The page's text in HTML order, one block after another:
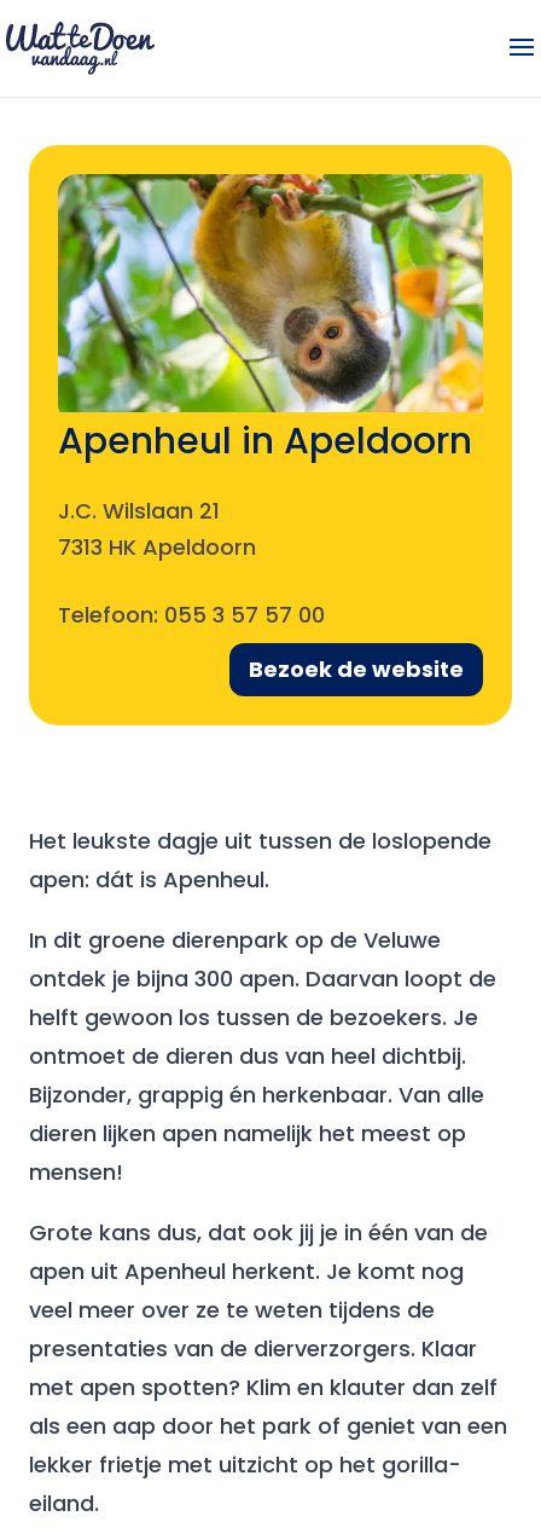
Apenheul in Apeldoorn
J.C. Wilslaan 21
7313 HK Apeldoorn
Telefoon: 055 3 57 57 00
Bezoek de website
Het leukste dagje uit tussen de loslopende
apen: dát is Apenheul.
In dit groene dierenpark op de Veluwe
ontdek je bijna 300 apen. Daarvan loopt de
helft gewoon los tussen de bezoekers. Je
ontmoet de dieren dus van heel dichtbij.
Bijzonder, grappig én herkenbaar. Van alle
dieren lijken apen namelijk het meest op
mensen!
Grote kans dus, dat ook jij je in één van de
apen uit Apenheul herkent. Je komt nog
veel meer over ze te weten tijdens de
presentaties van de dierverzorgers. Klaar
met apen spotten? Klim en klauter dan zelf
als een aap door het park of geniet van een
lekker frietje met uitzicht op het gorilla-
eiland.